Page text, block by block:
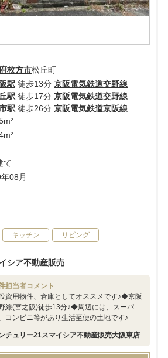
枚方市松丘町
駅 徒歩13分 京阪電気鉄道交野線
駅 徒歩17分 京阪電気鉄道交野線
駅 徒歩26分 京阪電気鉄道京阪線
て
08月
キッチン リビング
シア不動産販売
担当者コメント
資用物件、倉庫としてオススメです♪◆京阪
線(宮之阪)徒歩13分♪◆周辺には、スーパ
コンビニ等があり生活至便の土地です♪
チュリー21スマイシア不動産販売大阪東店